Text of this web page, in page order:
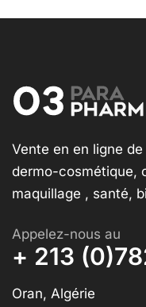
Vente en en ligne
dermo-cosmétique,
maquillage , santé,
Appelez-nous au
+ 213
Oran, Algérie